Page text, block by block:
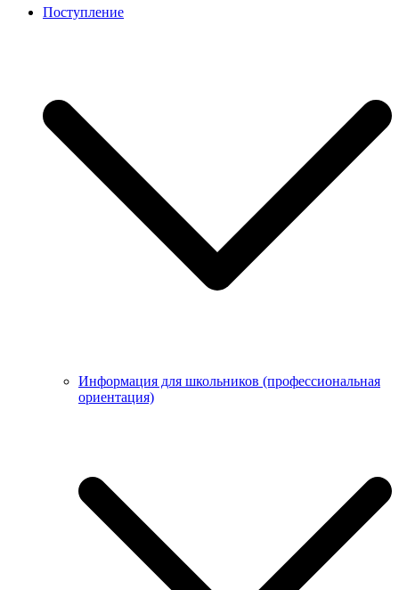
Поступление
Информация для школьников (профессиональная
ориентация)